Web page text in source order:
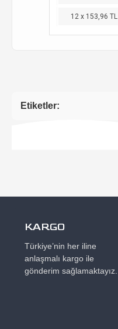
12 x 153,96 TL
Etiketler:
KARGO
Türkiye’nin her iline
anlaşmalı kargo ile
gönderim sağlamaktayız.